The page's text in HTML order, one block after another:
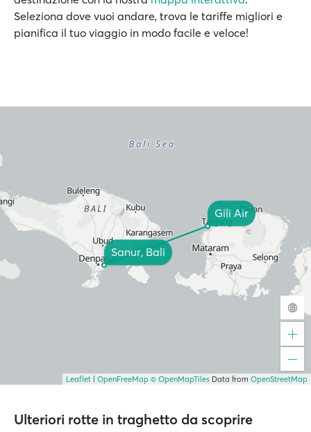
Seleziona dove vuoi andare, trova le tariffe migliori e
pianifica il tuo viaggio in modo facile e veloce!
Sanur, Bali
Gili Air
Leaflet OpenFreeMap © OpenMapTiles Data from OpenStreetMap
Ulteriori rotte in traghetto da scoprire